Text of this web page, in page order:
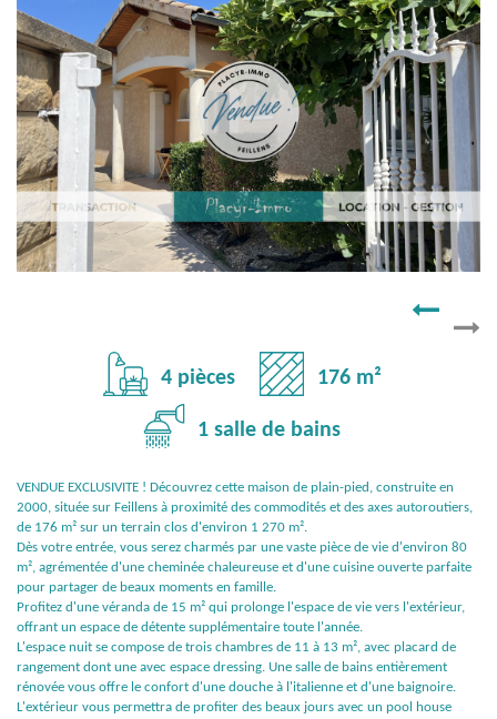
4 pièces 176 m²
1 salle de bains
VENDUE EXCLUSIVITE ! Découvrez cette maison de plain-pied, construite en
2000, située sur Feillens à proximité des commodités et des axes autoroutiers,
de 176 m² sur un terrain clos d'environ 1 270 m².
Dès votre entrée, vous serez charmés par une vaste pièce de vie d'environ 80
m², agrémentée d'une cheminée chaleureuse et d'une cuisine ouverte parfaite
pour partager de beaux moments en famille.
Profitez d'une véranda de 15 m² qui prolonge l'espace de vie vers l'extérieur,
offrant un espace de détente supplémentaire toute l'année.
L'espace nuit se compose de trois chambres de 11 à 13 m², avec placard de
rangement dont une avec espace dressing. Une salle de bains entièrement
rénovée vous offre le confort d'une douche à l'italienne et d'une baignoire.
L'extérieur vous permettra de profiter des beaux jours avec un pool house